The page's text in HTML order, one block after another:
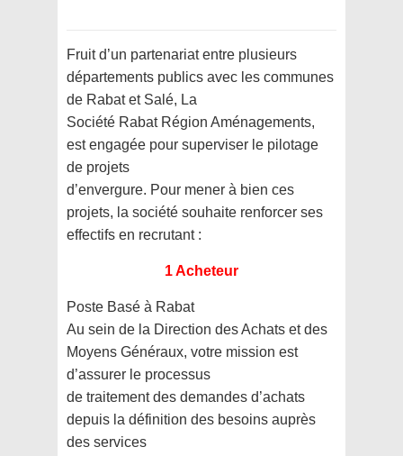
Fruit d’un partenariat entre plusieurs
départements publics avec les communes
de Rabat et Salé, La
Société Rabat Région Aménagements,
est engagée pour superviser le pilotage
de projets
d’envergure. Pour mener à bien ces
projets, la société souhaite renforcer ses
effectifs en recrutant :
1 Acheteur
Poste Basé à Rabat
Au sein de la Direction des Achats et des
Moyens Généraux, votre mission est
d’assurer le processus
de traitement des demandes d’achats
depuis la définition des besoins auprès
des services